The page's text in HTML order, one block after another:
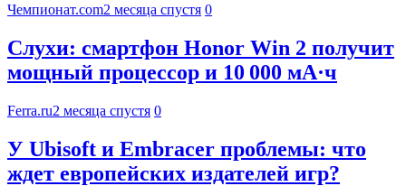
Чемпионат.com2 месяца спустя 0
Слухи: смартфон Honor Win 2 получит
мощный процессор и 10 000 мА·ч
Ferra.ru2 месяца спустя 0
У Ubisoft и Embracer проблемы: что
ждет европейских издателей игр?